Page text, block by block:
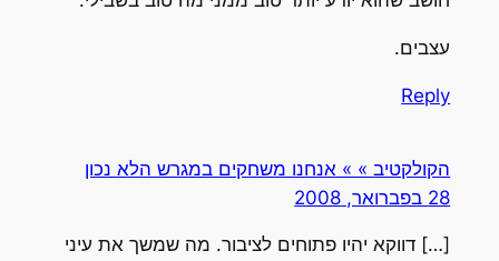
עצבים.
Reply
הקולקטיב » » אנחנו משחקים במגרש הלא נכון
28 בפברואר, 2008
[…] דווקא יהיו פתוחים לציבור. מה שמשך את עיני